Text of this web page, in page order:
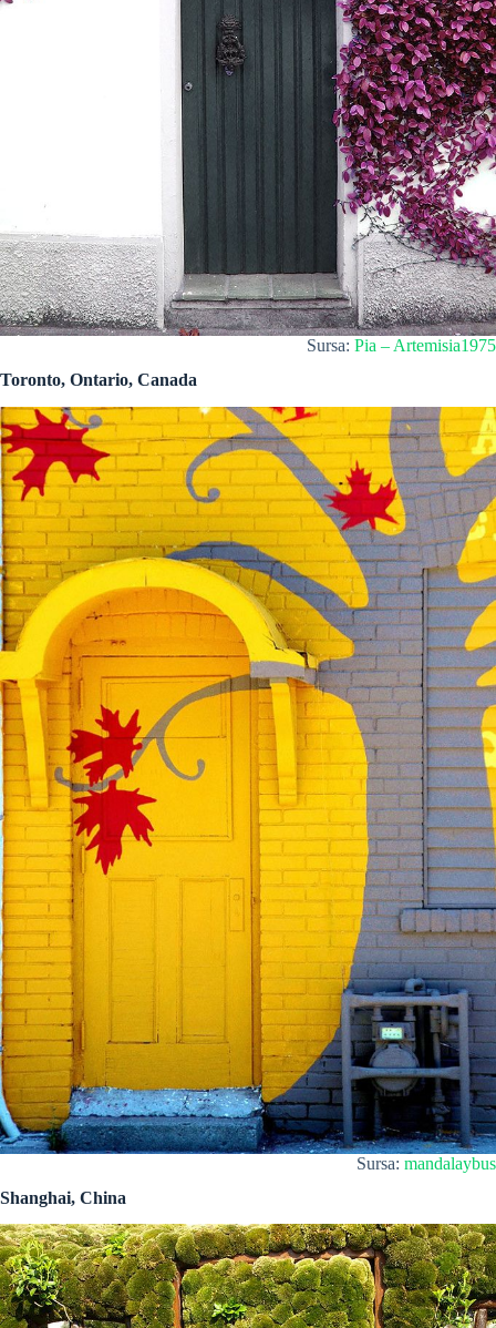
Sursa: Pia – Artemisia1975
Toronto, Ontario, Canada
Sursa: mandalaybus
Shanghai, China